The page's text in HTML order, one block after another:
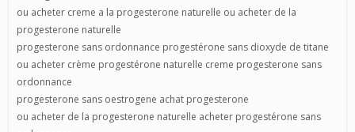
ou acheter creme a la progesterone naturelle ou acheter de la
progesterone naturelle
progesterone sans ordonnance progestérone sans dioxyde de titane
ou acheter crème progestérone naturelle creme progesterone sans
ordonnance
progesterone sans oestrogene achat progesterone
ou acheter de la progesterone naturelle acheter progestérone sans